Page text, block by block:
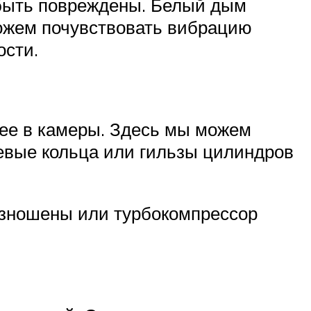
повреждены. Белый дым
почувствовать вибрацию
в камеры. Здесь мы можем
кольца или гильзы цилиндров
или турбокомпрессор